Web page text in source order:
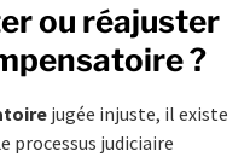
ou réajuster
?
jugée injuste, il existe
processus judiciaire